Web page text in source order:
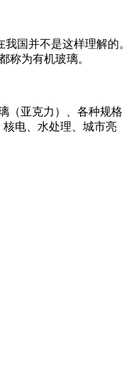
国并不是这样理解的。
称为有机玻璃。
（亚克力）、各种规格
电、水处理、城市亮